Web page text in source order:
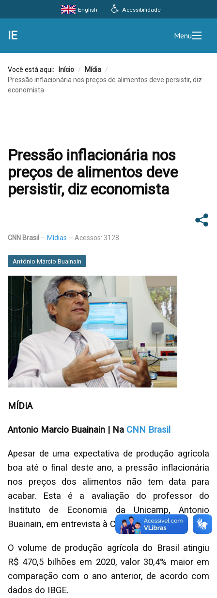
Acessibilidade
English
IE Menu
Você está aqui: Início / Mídia /
Pressão inflacionária nos preços de alimentos deve persistir, diz
economista
Pressão inflacionária nos
preços de alimentos deve
persistir, diz economista
CNN Brasil Mídias Acessos: 3128
Antônio Márcio Buainain
MÍDIA
Antonio Marcio Buainain | Na CNN Brasil
Apesar de uma expectativa de produção agrícola
boa até o final deste ano, a pressão inflacionária
nos preços dos alimentos não tem data para
acabar. Esta é a avaliação do professor do
Instituto de Economia da Unicamp, Antonio
Buainain, em entrevista à CNN Rádio.
O volume de produção agrícola do Brasil atingiu
R$ 470,5 bilhões em 2020, valor 30,4% maior em
comparação com o ano anterior, de acordo com
dados do IBGE.